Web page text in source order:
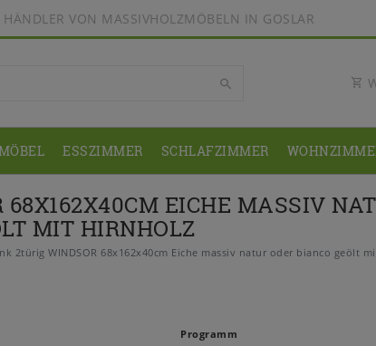
VON MASSIVHOLZMÖBELN IN GOSLAR
ESSZIMMER SCHLAFZIMMER
EICHE MASSIV
MIT HIRNHOLZ
2türig WINDSOR 68x162x40cm Eiche massiv natur oder bianco geölt
Programm